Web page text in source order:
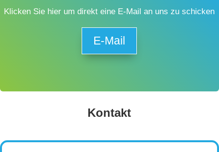
Klicken Sie hier um direkt eine E-Mail an uns zu schicken
E-Mail
Kontakt